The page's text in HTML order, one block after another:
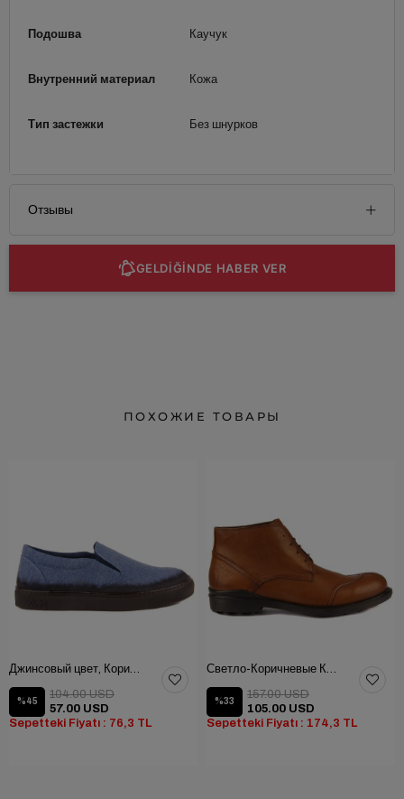
Подошва Каучук
Внутренний материал Кожа
Тип застежки Без шнурков
Отзывы
GELDİĞİNDE HABER VER
ПОХОЖИЕ ТОВАРЫ
%45
57.00 USD
104.00 USD
Sepetteki Fiyatı : 76,3 TL
%33
105.00 USD
157.00 USD
Sepetteki Fiyatı : 174,3 TL